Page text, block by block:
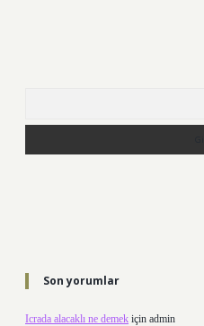
Son yorumlar
Icrada alacaklı ne demek için admin